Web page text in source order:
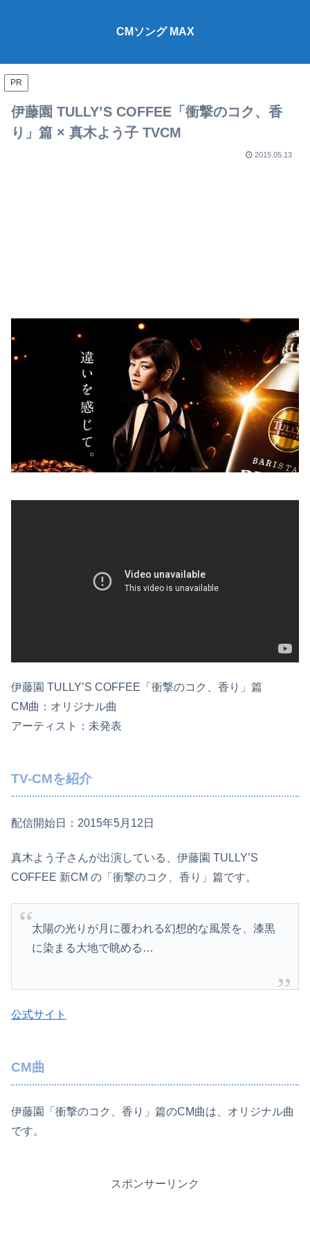
CMソング MAX
PR
伊藤園 TULLY’S COFFEE「衝撃のコク、香
り」篇 × 真木よう子 TVCM
2015.05.13
伊藤園 TULLY’S COFFEE「衝撃のコク、香り」篇
CM曲：オリジナル曲
アーティスト：未発表
TV-CMを紹介
配信開始日：2015年5月12日
真木よう子さんが出演している、伊藤園 TULLY’S
COFFEE 新CM の「衝撃のコク、香り」篇です。
太陽の光りが月に覆われる幻想的な風景を、漆黒
に染まる大地で眺める…
公式サイト
CM曲
伊藤園「衝撃のコク、香り」篇のCM曲は、オリジナル曲
です。
スポンサーリンク